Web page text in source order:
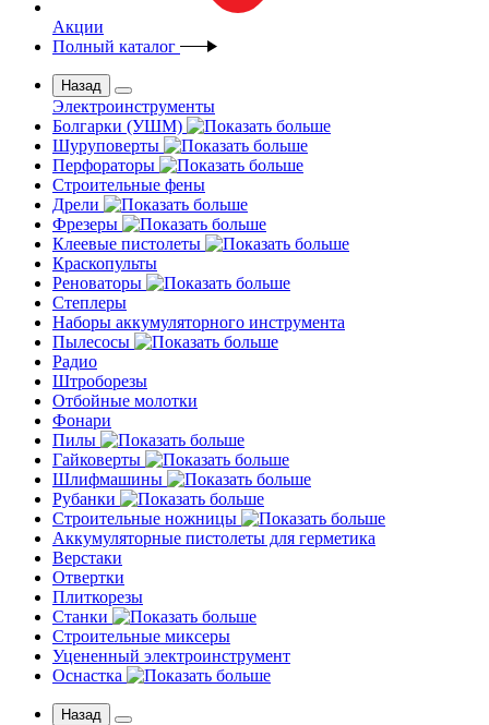
Акции
Полный каталог
Назад
Электроинструменты
Болгарки (УШМ)
Шуруповерты
Перфораторы
Строительные фены
Дрели
Фрезеры
Клеевые пистолеты
Краскопульты
Реноваторы
Степлеры
Наборы аккумуляторного инструмента
Пылесосы
Радио
Штроборезы
Отбойные молотки
Фонари
Пилы
Гайковерты
Шлифмашины
Рубанки
Строительные ножницы
Аккумуляторные пистолеты для герметика
Верстаки
Отвертки
Плиткорезы
Станки
Строительные миксеры
Уцененный электроинструмент
Оснастка
Назад